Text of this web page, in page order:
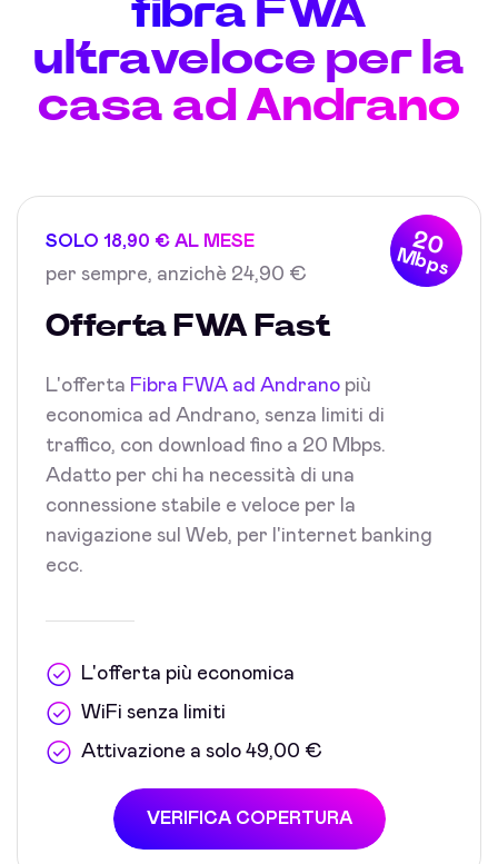
fibra FWA
ultraveloce per la
casa ad Andrano
20
Mbps
SOLO 18,90 € AL MESE
per sempre, anzichè 24,90 €
Offerta FWA Fast
L'offerta Fibra FWA ad Andrano più
economica ad Andrano, senza limiti di
traffico, con download fino a 20 Mbps.
Adatto per chi ha necessità di una
connessione stabile e veloce per la
navigazione sul Web, per l'internet banking
ecc.
L'offerta più economica
WiFi senza limiti
Attivazione a solo 49,00 €
VERIFICA COPERTURA